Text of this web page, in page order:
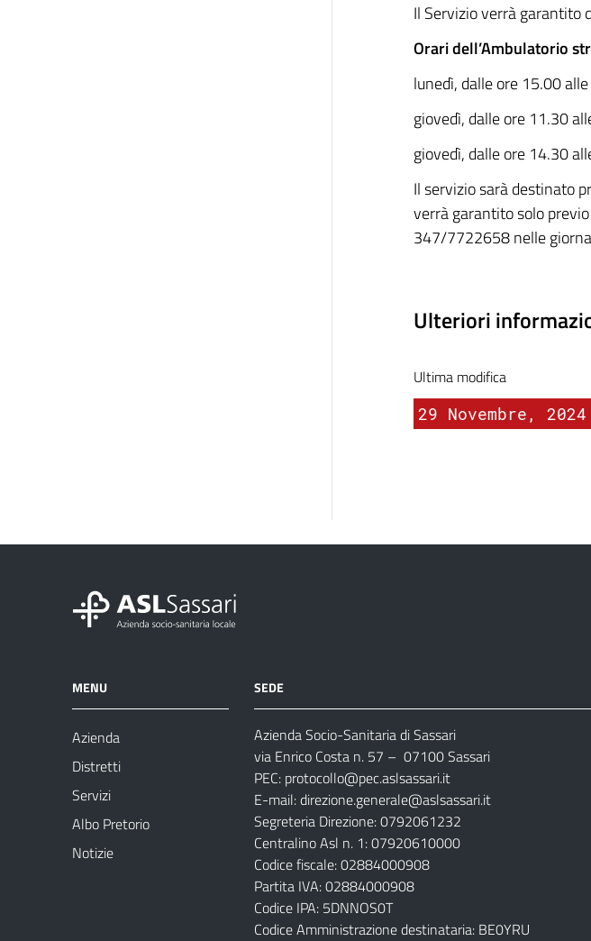
Il Servizio verrà garantito
Orari dell’Ambulatorio
lunedì, dalle ore 15.00
giovedì, dalle ore 11.30
giovedì, dalle ore 14.30
Il servizio sarà destinato
verrà garantito solo
347/7722658 nelle
Ulteriori
Ultima modifica
29 Novembre, 2024
MENU
Azienda
Distretti
Servizi
Albo Pretorio
Notizie
SEDE
Azienda Socio-Sanitaria di Sassari
via Enrico Costa n. 57 – 07100 Sassari
PEC: protocollo@pec.aslsassari.it
E-mail:direzione.generale@aslsassari.it
Segreteria Direzione: 0792061232
Centralino Asl n. 1: 07920610000
Codice fiscale: 02884000908
Partita IVA: 02884000908
Codice IPA: 5DNNOS0T
Codice Amministrazione destinataria: BE0YRU